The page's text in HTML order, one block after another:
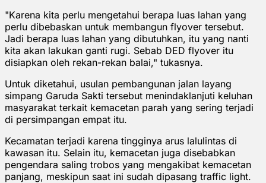
"Karena kita perlu mengetahui berapa luas lahan yang
perlu dibebaskan untuk membangun flyover tersebut.
Jadi berapa luas lahan yang dibutuhkan, itu yang nanti
kita akan lakukan ganti rugi. Sebab DED flyover itu
disiapkan oleh rekan-rekan balai," tukasnya.
Untuk diketahui, usulan pembangunan jalan layang
simpang Garuda Sakti tersebut menindaklanjuti keluhan
masyarakat terkait kemacetan parah yang sering terjadi
di persimpangan empat itu.
Kecamatan terjadi karena tingginya arus lalulintas di
kawasan itu. Selain itu, kemacetan juga disebabkan
pengendara saling trobos yang mengakibat kemacetan
panjang, meskipun saat ini sudah dipasang traffic light.